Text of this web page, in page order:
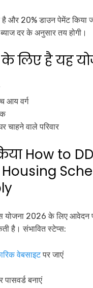
है और 20% डाउन पेमेंट किया
दर के अनुसार तय होगी।
लिए है यह
आय वर्ग
चाहने वाले परिवार
How to
योजना 2026 के लिए आवेदन
है। संभावित स्टेप्स:
वेबसाइटपर जाएं
बनाएं